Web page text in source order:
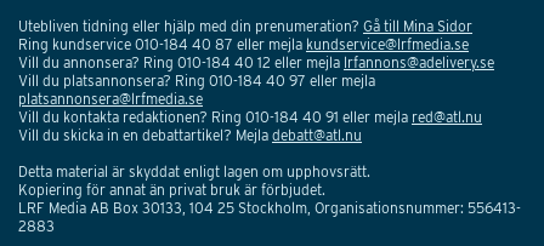
Utebliven tidning eller hjälp med din prenumeration? Gå till Mina Sidor
Ring kundservice 010-184 40 87 eller mejla kundservice@lrfmedia.se
Vill du annonsera? Ring 010-184 40 12 eller mejla lrfannons@adelivery.se
Vill du platsannonsera? Ring 010-184 40 97 eller mejla
platsannonsera@lrfmedia.se
Vill du kontakta redaktionen? Ring 010-184 40 91 eller mejla red@atl.nu
Vill du skicka in en debattartikel? Mejla debatt@atl.nu
Detta material är skyddat enligt lagen om upphovsrätt.
Kopiering för annat än privat bruk är förbjudet.
LRF Media AB Box 30133, 104 25 Stockholm, Organisationsnummer: 556413-
2883